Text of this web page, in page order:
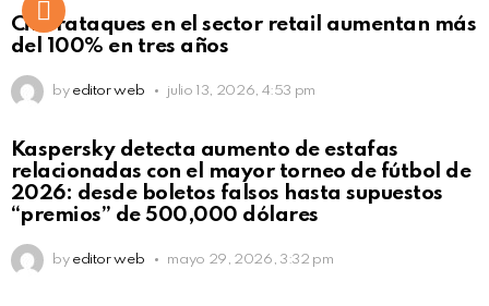
Ciberataques en el sector retail aumentan más
del 100% en tres años
by editor web julio 13, 2026, 4:53 pm
Kaspersky detecta aumento de estafas
relacionadas con el mayor torneo de fútbol de
2026: desde boletos falsos hasta supuestos
“premios” de 500,000 dólares
by editor web mayo 29, 2026, 3:32 pm